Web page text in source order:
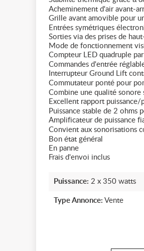
Acheminement d'air avant-
Grille avant amovible pour
Entrées symétriques
Sorties via des prises de
Mode de fonctionnement
Compteur LED quadruple par
Commandes d'entrée
Interrupteur Ground Lift
Commutateur ponté pour
Combine une qualité
Excellent rapport puissance/
Puissance stable de 2 ohms
Amplificateur de puissance
Convient aux sonorisations
Bon état général
En panne
Frais d'envoi inclus
Puissance: 2 x 350 watts
Type Annonce: Vente